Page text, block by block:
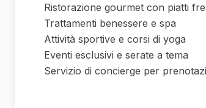
Ristorazione gourmet con piatti
Trattamenti benessere e spa
Attività sportive e corsi di yoga
Eventi esclusivi e serate a tema
Servizio di concierge per